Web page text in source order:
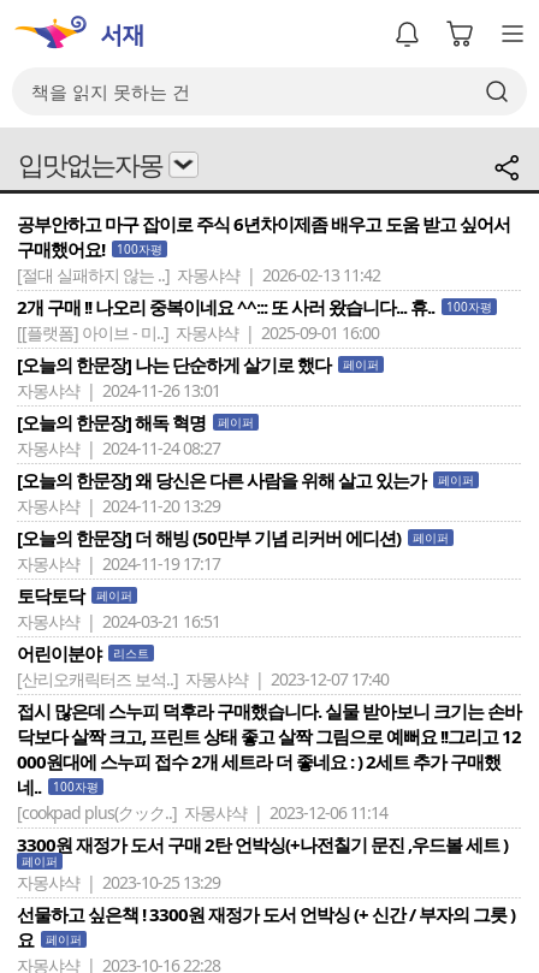
입맛없는자몽
공부안하고 마구 잡이로 주식 6년차이제좀 배우고 도움 받고 싶어서
구매했어요!
100자평
[절대 실패하지 않는 ..] 자몽샤샥 | 2026-02-13 11:42
2개 구매 !! 나오리 중복이네요 ^^::: 또 사러 왔습니다... 휴.. 100자평
[[플랫폼] 아이브 - 미..] 자몽샤샥 | 2025-09-01 16:00
[오늘의 한문장] 나는 단순하게 살기로 했다 페이퍼
자몽샤샥 | 2024-11-26 13:01
[오늘의 한문장] 해독 혁명 페이퍼
자몽샤샥 | 2024-11-24 08:27
[오늘의 한문장] 왜 당신은 다른 사람을 위해 살고 있는가 페이퍼
자몽샤샥 | 2024-11-20 13:29
[오늘의 한문장] 더 해빙 (50만부 기념 리커버 에디션) 페이퍼
자몽샤샥 | 2024-11-19 17:17
토닥토닥 페이퍼
자몽샤샥 | 2024-03-21 16:51
어린이분야 리스트
[산리오캐릭터즈 보석..] 자몽샤샥 | 2023-12-07 17:40
접시 많은데 스누피 덕후라 구매했습니다. 실물 받아보니 크기는 손바
닥보다 살짝 크고, 프린트 상태 좋고 살짝 그림으로 예뻐요 !!그리고 12
000원대에 스누피 접수 2개 세트라 더 좋네요 : ) 2세트 추가 구매했
네..
100자평
[cookpad plus(クック..] 자몽샤샥 | 2023-12-06 11:14
3300원 재정가 도서 구매 2탄 언박싱(+나전칠기 문진 ,우드볼 세트 )
페이퍼
자몽샤샥 | 2023-10-25 13:29
선물하고 싶은책 ! 3300원 재정가 도서 언박싱 (+ 신간 / 부자의 그릇 )
요
페이퍼
자몽샤샥 | 2023-10-16 22:28